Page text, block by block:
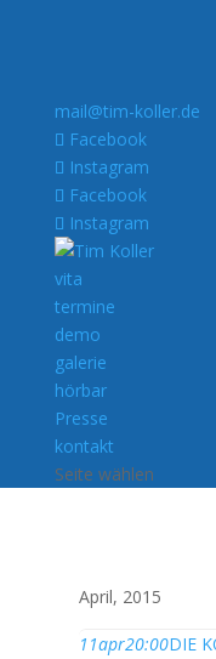
mail@tim-koller.de
Facebook
Instagram
Facebook
Instagram
vita
termine
demo
galerie
hörbar
Presse
kontakt
Seite wählen
April, 2015
11apr20:00DIE